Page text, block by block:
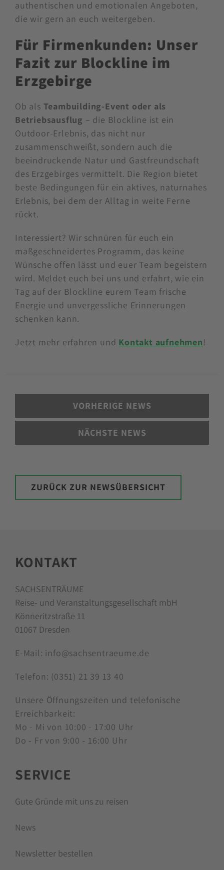
Region – es ist ein Erlebnis, das man mit allen
Sinnen genießen kann. Diese Art von
Zusammenarbeit ist für uns der Schlüssel zu
authentischen und emotionalen Angeboten,
die wir gern an euch weitergeben.
Für Firmenkunden: Unser
Fazit zur Blockline im
Erzgebirge
Ob als Teambuilding-Event oder als
Betriebsausflug
– die Blockline ist ein
Outdoor-Erlebnis, das nicht nur
zusammenschweißt, sondern auch die
beeindruckende Natur und Gastfreundschaft
beste Bedingungen für ein aktives, naturnahes
Erlebnis, bei dem der Alltag in weite Ferne
rückt.
Interessiert? Wir schnüren für euch ein
maßgeschneidertes Programm, das keine
Wünsche offen lässt und euer Team begeistern
Tag auf der Blockline eurem Team frische
NÄCHSTE NEWS
KONTAKT
Reise- und Veranstaltungsgesellschaft mbH
01067 Dresden
E-Mail: info@sachsentraeume.de
Telefon:(0351) 21 39 13 40
Mo - Mi von 10:00 - 17:00 Uhr
SERVICE
Gute Gründe mit uns zu reisen